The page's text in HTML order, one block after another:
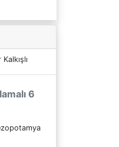
Kalkışlı
6